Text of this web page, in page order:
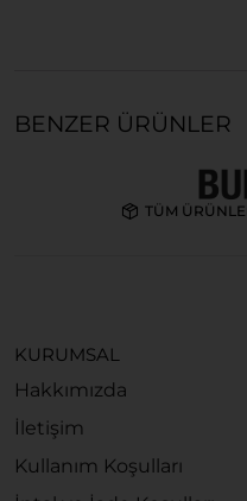
BENZER ÜRÜNLER
TÜM
KURUMSAL
Hakkımızda
İletişim
Kullanım Koşulları